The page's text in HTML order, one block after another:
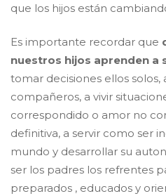
que los hijos están
Es importante recordar que
nuestros hijos aprenden a
tomar decisiones ellos solos,
compañeros, a vivir
correspondido o amor no
definitiva, a servir como ser
mundo y desarrollar su
ser los padres los refrentes
preparados , educados y